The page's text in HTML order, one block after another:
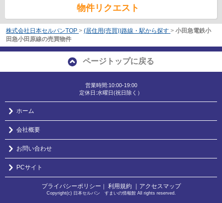
物件リクエスト
株式会社日本セルバンTOP > (居住用(売買))路線・駅から探す > 小田急電鉄小
田急小田原線の売買物件
ページトップに戻る
営業時間:10:00-19:00
定休日:水曜日(祝日除く）
ホーム
会社概要
お問い合わせ
PCサイト
プライバシーポリシー 利用規約 ｜アクセスマップ
Copyright(c) 日本セルバン すまいの情報館 All rights reserved.